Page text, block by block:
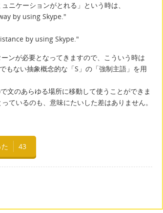
ニケーションがとれる」という時は、
by using Skype."
by using Skype."
ンが必要となってきますので、こういう時は
もない抽象概念的な「S」の「強制主語」を用
文のあらゆる場所に移動して使うことができま
ているのも、意味にたいした差はありません。
43